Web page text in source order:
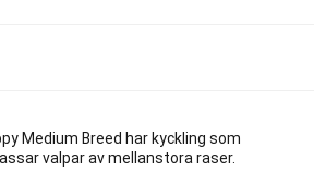
Medium Breed har kyckling som
valpar av mellanstora raser.